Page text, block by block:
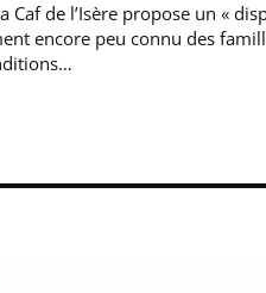
Caf de l’Isère propose un «
encore peu connu des